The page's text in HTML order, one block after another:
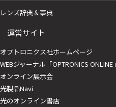
レンズ辞典＆事典
運営サイト
オプトロニクス社ホームページ
WEBジャーナル「OPTRONICS ONLINE」
オンライン展示会
光製品Navi
光のオンライン書店